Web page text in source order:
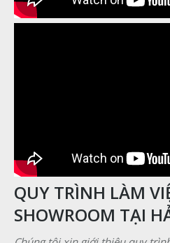
QUY TRÌNH LÀM
SHOWROOM TẠI